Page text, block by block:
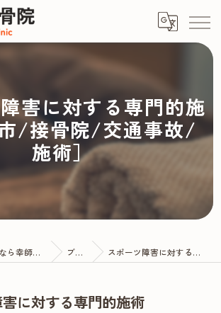
害に対する専門的施
/接骨院/交通事故/
施術］
名古屋の接骨院なら幸師堂・接骨院 ブログ スポーツ障害に対する専門的施術
に対する専門的施術